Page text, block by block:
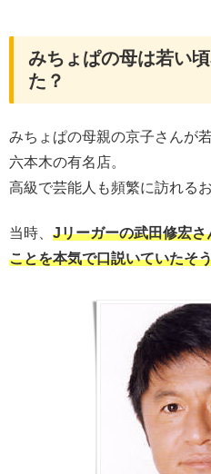
みちょぱの母は若い
た？
みちょぱの母親の京子さんが
六本木の有名店。
高級で芸能人も頻繁に訪れる
当時、 Jリーガーの武田修宏
ことを本気で口説いていたそ